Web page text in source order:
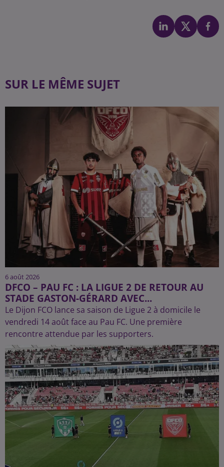
SUR LE MÊME SUJET
6 août 2026
DFCO – PAU FC : LA LIGUE 2 DE RETOUR AU
STADE GASTON-GÉRARD AVEC...
Le Dijon FCO lance sa saison de Ligue 2 à domicile le
vendredi 14 août face au Pau FC. Une première
rencontre attendue par les supporters.